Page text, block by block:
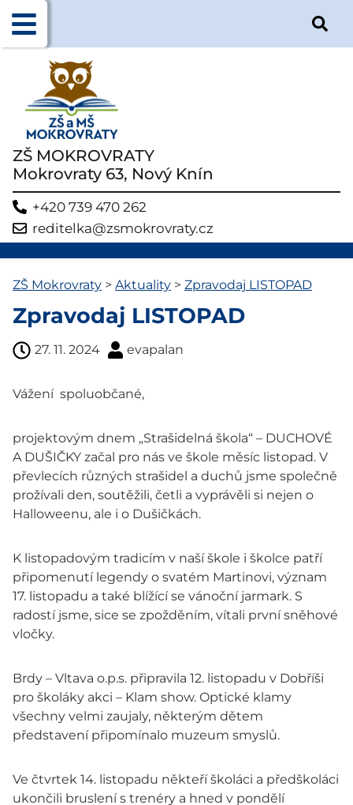
ZŠ MOKROVRATY
Mokrovraty 63, Nový Knín
+420 739 470 262
reditelka@zsmokrovraty.cz
ZŠ Mokrovraty > Aktuality > Zpravodaj LISTOPAD
Zpravodaj LISTOPAD
27. 11. 2024 evapalan
Vážení spoluobčané,
projektovým dnem „Strašidelná škola“ – DUCHOVÉ
A DUŠIČKY začal pro nás ve škole měsíc listopad. V
převlecích různých strašidel a duchů jsme společně
prožívali den, soutěžili, četli a vyprávěli si nejen o
Halloweenu, ale i o Dušičkách.
K listopadovým tradicím v naší škole i školce patří
připomenutí legendy o svatém Martinovi, význam
17. listopadu a také blížící se vánoční jarmark. S
radostí jsme, sice se zpožděním, vítali první sněhové
vločky.
Brdy – Vltava o.p.s. připravila 12. listopadu v Dobříši
pro školáky akci – Klam show. Optické klamy
všechny velmi zaujaly, některým dětem
představení připomínalo muzeum smyslů.
Ve čtvrtek 14. listopadu někteří školáci a předškoláci
ukončili bruslení s trenéry a hned v pondělí